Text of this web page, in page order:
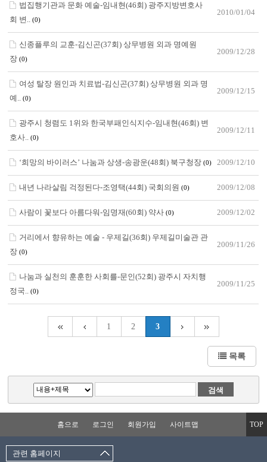
법집행기관과 문화 예술-임내현(46회) 광주지방변호사
회 변..(0)
2010/01/04
신종플루의 교훈-김신곤(37회) 상무병원 외과 명예원
장(0)
2009/12/28
여성 탈장 원인과 치료법-김신곤(37회) 상무병원 외과 명
예..(0)
2009/12/15
광주시 청렴도 1위와 한국부패인식지수-임내현(46회) 변
호사..(0)
2009/12/11
‘희망의 바이러스’ 나눔과 상생-송광운(48회) 북구청장(0) 2009/12/10
내년 나라살림 걱정된다-조영택(44회) 국회의원(0) 2009/12/08
사람이 꽃보다 아름다워-임명재(60회) 약사(0) 2009/12/02
거리에서 향유하는 예술 - 우제길(36회) 우제길미술관 관
장(0)
2009/11/26
나눔과 실천의 훈훈한 사회를-문인(52회) 광주시 자치행
정국..(0)
2009/11/25
1 2 3
목록
홈으로 로그인 회원가입 사이트맵 TOP
관련 홈페이지